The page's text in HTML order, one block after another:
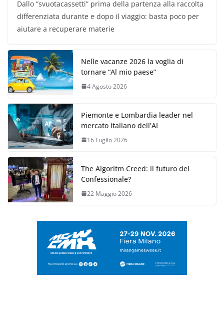
Dallo “svuotacassetti” prima della partenza alla raccolta
differenziata durante e dopo il viaggio: basta poco per
aiutare a recuperare materie
Nelle vacanze 2026 la voglia di
tornare “Al mio paese”
4 Agosto 2026
Piemonte e Lombardia leader nel
mercato italiano dell’AI
16 Luglio 2026
The Algoritm Creed: il futuro del
Confessionale?
22 Maggio 2026